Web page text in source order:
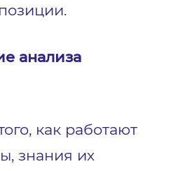
анализа
как работают
знания их